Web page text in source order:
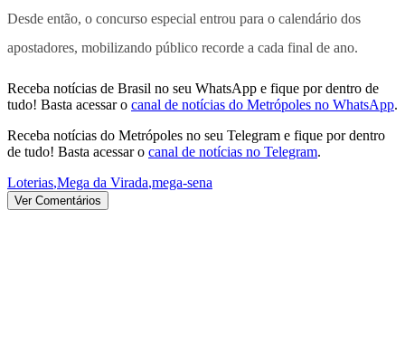
Desde então, o concurso especial entrou para o calendário dos
apostadores, mobilizando público recorde a cada final de ano.
Receba notícias de Brasil no seu WhatsApp e fique por dentro de
tudo! Basta acessar o canal de notícias do Metrópoles no WhatsApp.
Receba notícias do Metrópoles no seu Telegram e fique por dentro
de tudo! Basta acessar o canal de notícias no Telegram.
Loterias,Mega da Virada,mega-sena
Ver Comentários